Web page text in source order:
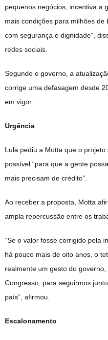
pequenos negócios, incentiva a
mais condições para milhões
com segurança e dignidade”,
redes sociais
Segundo o governo, a
corrige uma defasagem desde
em vigor.
Urgência
Lula pediu a Motta que o
possível “para que a gente
mais precisam de crédito”.
Ao receber a proposta, Motta
ampla repercussão entre os
“Se o valor fosse corrigido pela
há pouco mais de oito anos, o
realmente um gesto do
Congresso, para seguirmos
país”, afirmou.
Escalonamento